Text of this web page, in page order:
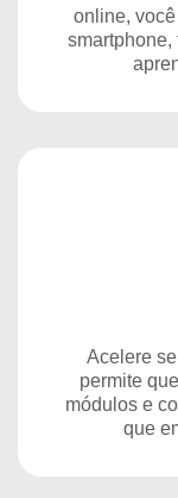
online,
smartphone,
Acelere
permite
módulos e
que